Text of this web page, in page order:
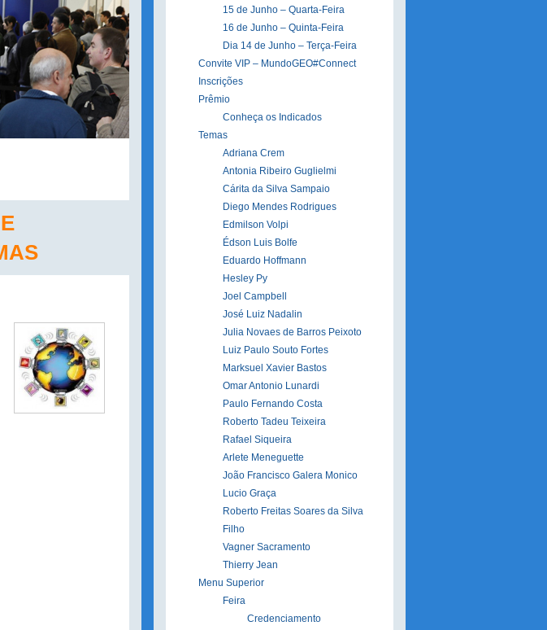
15 de Junho – Quarta-Feira
16 de Junho – Quinta-Feira
Dia 14 de Junho – Terça-Feira
Convite VIP – MundoGEO#Connect
Inscrições
Prêmio
Conheça os Indicados
Temas
Adriana Crem
Antonia Ribeiro Guglielmi
Cárita da Silva Sampaio
Diego Mendes Rodrigues
Edmilson Volpi
Édson Luis Bolfe
Eduardo Hoffmann
Hesley Py
Joel Campbell
José Luiz Nadalin
Julia Novaes de Barros Peixoto
Luiz Paulo Souto Fortes
Marksuel Xavier Bastos
Omar Antonio Lunardi
Paulo Fernando Costa
Roberto Tadeu Teixeira
Rafael Siqueira
Arlete Meneguette
João Francisco Galera Monico
Lucio Graça
Roberto Freitas Soares da Silva
Filho
Vagner Sacramento
Thierry Jean
Menu Superior
Feira
Credenciamento